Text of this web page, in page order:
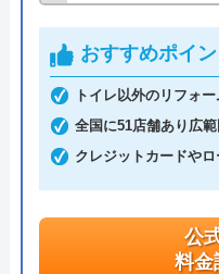
ハウスラボホーム
運営会社 株式
代表者 丸山英
〒
大阪
おすすめポイン
トイレ以外のリフォ
全国に51店舗あり広
クレジットカードや
公
料金